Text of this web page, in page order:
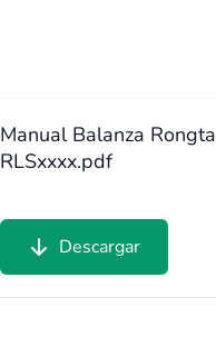
Manual Balanza Rongta
RLSxxxx.pdf
Descargar